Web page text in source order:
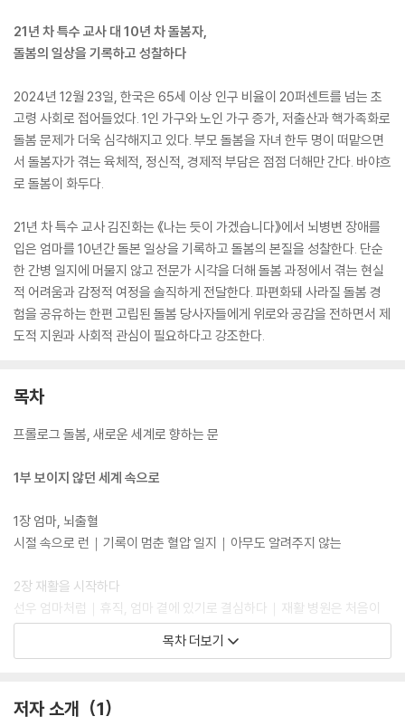
21년 차 특수 교사 대 10년 차 돌봄자,
돌봄의 일상을 기록하고 성찰하다
2024년 12월 23일, 한국은 65세 이상 인구 비율이 20퍼센트를 넘는 초
고령 사회로 접어들었다. 1인 가구와 노인 가구 증가, 저출산과 핵가족화로
돌봄 문제가 더욱 심각해지고 있다. 부모 돌봄을 자녀 한두 명이 떠맡으면
서 돌봄자가 겪는 육체적, 정신적, 경제적 부담은 점점 더해만 간다. 바야흐
로 돌봄이 화두다.
21년 차 특수 교사 김진화는 《나는 듯이 가겠습니다》에서 뇌병변 장애를
입은 엄마를 10년간 돌본 일상을 기록하고 돌봄의 본질을 성찰한다. 단순
한 간병 일지에 머물지 않고 전문가 시각을 더해 돌봄 과정에서 겪는 현실
적 어려움과 감정적 여정을 솔직하게 전달한다. 파편화돼 사라질 돌봄 경
험을 공유하는 한편 고립된 돌봄 당사자들에게 위로와 공감을 전하면서 제
도적 지원과 사회적 관심이 필요하다고 강조한다.
목차
프롤로그 돌봄, 새로운 세계로 향하는 문
1부 보이지 않던 세계 속으로
1장 엄마, 뇌출혈
시절 속으로 런｜기록이 멈춘 혈압 일지｜아무도 알려주지 않는
2장 재활을 시작하다
선우 엄마처럼｜휴직, 엄마 곁에 있기로 결심하다｜재활 병원은 처음이
라｜보이지 않던 세계
볼래?”｜어디나 사랑은 있다｜왼손으로 전한 진심｜나를 전적으로 지지
목차 더보기
저자 소개 1